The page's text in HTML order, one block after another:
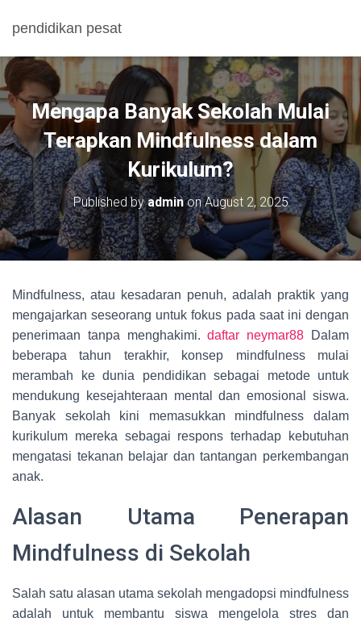
pendidikan pesat
Mengapa Banyak Sekolah Mulai
Terapkan Mindfulness dalam
Kurikulum?
Published byadminonAugust 2, 2025
Mindfulness, atau kesadaran penuh, adalah praktik yang
mengajarkan seseorang untuk fokus pada saat ini dengan
penerimaan tanpa menghakimi.daftar neymar88 Dalam
beberapa tahun terakhir, konsep mindfulness mulai
merambah ke dunia pendidikan sebagai metode untuk
mendukung kesejahteraan mental dan emosional siswa.
Banyak sekolah kini memasukkan mindfulness dalam
kurikulum mereka sebagai respons terhadap kebutuhan
mengatasi tekanan belajar dan tantangan perkembangan
anak.
Alasan Utama Penerapan
Mindfulness di Sekolah
Salah satu alasan utama sekolah mengadopsi mindfulness
adalah untuk membantu siswa mengelola stres dan